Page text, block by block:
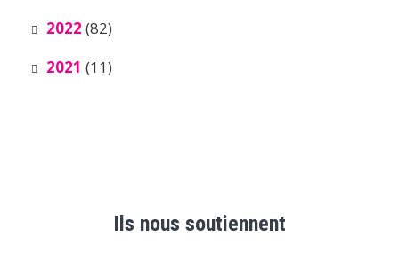
2022 (82)
2021 (11)
Ils nous soutiennent